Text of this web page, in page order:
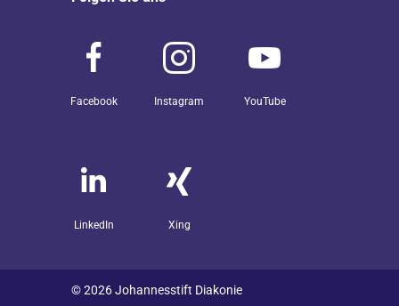
Facebook Instagram YouTube
LinkedIn Xing
© 2026 Johannesstift Diakonie